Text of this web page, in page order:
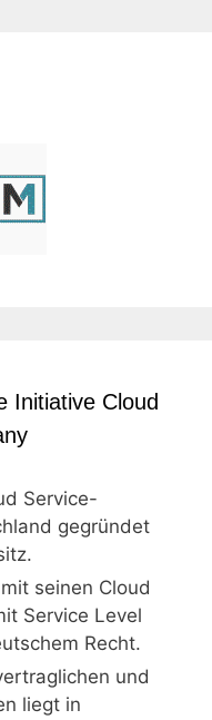
Initiative Cloud
Service-
gegründet
seinen Cloud
Service Level
Recht.
und
liegt in